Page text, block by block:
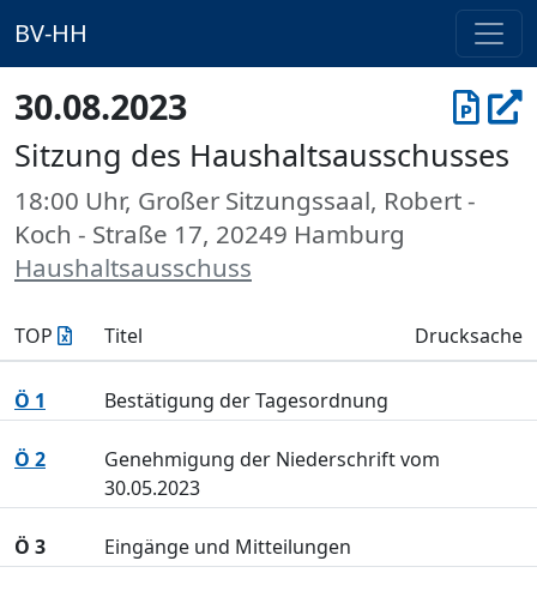
BV-HH
30.08.2023
Sitzung des Haushaltsausschusses
18:00 Uhr, Großer Sitzungssaal, Robert -
Koch - Straße 17, 20249 Hamburg
Haushaltsausschuss
TOP Titel Drucksache
Ö 1 Bestätigung der Tagesordnung
Ö 2
Genehmigung der Niederschrift vom
30.05.2023
Ö 3 Eingänge und Mitteilungen